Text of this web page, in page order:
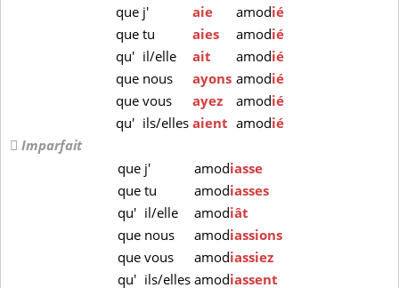
que j' aie amodié
que tu aies amodié
qu' il/elle ait amodié
que nous ayons amodié
que vous ayez amodié
qu' ils/elles aient amodié
Imparfait
que j' amodiasse
que tu amodiasses
qu' il/elle amodiât
que nous amodiassions
que vous amodiassiez
qu' ils/elles amodiassent